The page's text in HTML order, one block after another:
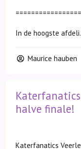
In de hoogste
Maurice hauben
halve finale!
Katerfanatics